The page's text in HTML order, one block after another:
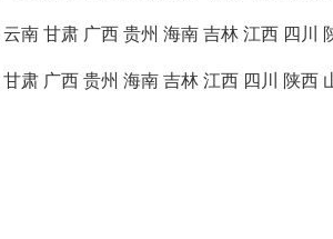
云南 甘肃 广西 贵州 海南 吉林 江西 四川
甘肃 广西 贵州 海南 吉林 江西 四川 陕西